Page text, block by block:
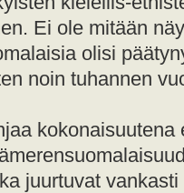
Ei ole mitään
olisi
noin tuhannen
kokonaisuutena
juurtuvat